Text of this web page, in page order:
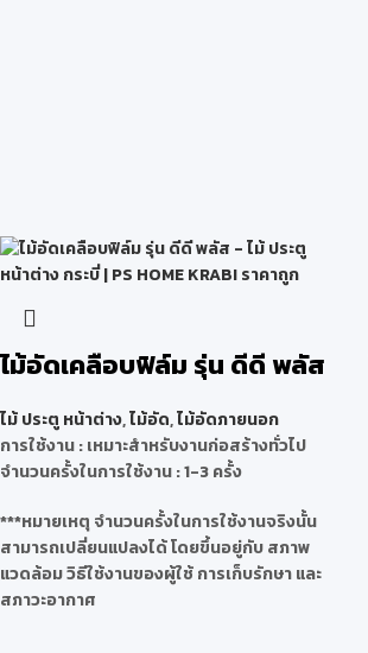
ไม้อัดเคลือบฟิล์ม รุ่น ดีดี พลัส
ไม้ ประตู หน้าต่าง,ไม้อัด,ไม้อัดภายนอก
การใช้งาน : เหมาะสำหรับงานก่อสร้างทั่วไป
จำนวนครั้งในการใช้งาน : 1-3 ครั้ง
***หมายเหตุ จำนวนครั้งในการใช้งานจริงนั้น
สามารถเปลี่ยนแปลงได้ โดยขึ้นอยู่กับ สภาพ
แวดล้อม วิธีใช้งานของผู้ใช้ การเก็บรักษา และ
สภาวะอากาศ